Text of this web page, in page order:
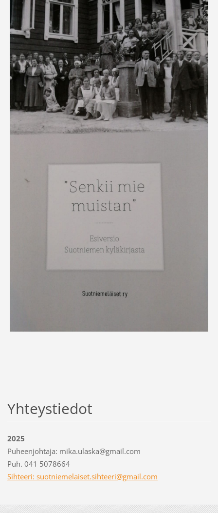
Yhteystiedot
2025
Puheenjohtaja: mika.ulaska@gmail.com
Puh. 041 5078664
Sihteeri: suotniemelaiset.sihteeri@gmail.com